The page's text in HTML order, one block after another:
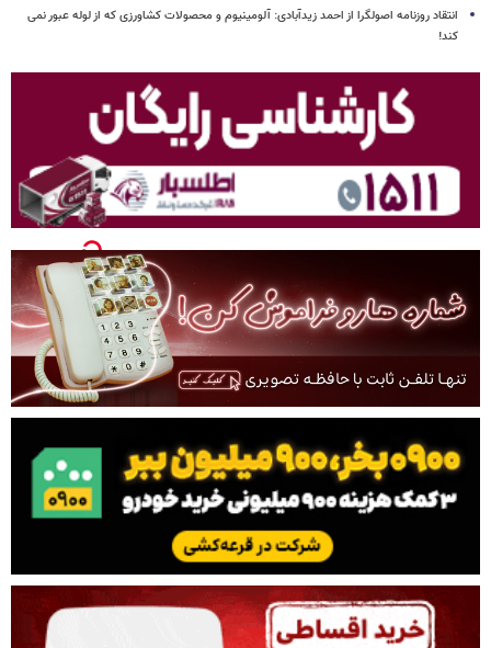
انتقاد روزنامه اصولگرا از احمد زیدآبادی: آلومینیوم و محصولات کشاورزی که از لوله عبور نمی
کند!